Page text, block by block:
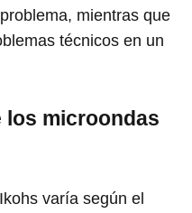
mientras que
técnicos en un
los microondas
varía según el